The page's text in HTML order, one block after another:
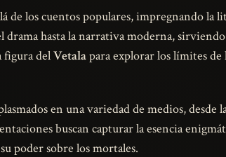
de los cuentos populares, impregnando
drama hasta la narrativa moderna,
figura delVetalapara explorar los límites
en una variedad de medios, desde
buscan capturar la esencia
poder sobre los mortales.